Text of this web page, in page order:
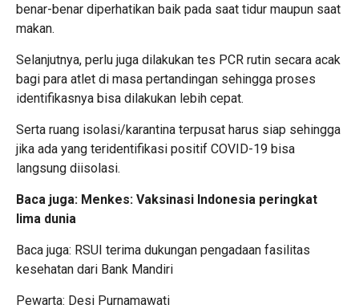
benar-benar diperhatikan baik pada saat tidur maupun saat
makan.
Selanjutnya, perlu juga dilakukan tes PCR rutin secara acak
bagi para atlet di masa pertandingan sehingga proses
identifikasnya bisa dilakukan lebih cepat.
Serta ruang isolasi/karantina terpusat harus siap sehingga
jika ada yang teridentifikasi positif COVID-19 bisa
langsung diisolasi.
Baca juga: Menkes: Vaksinasi Indonesia peringkat
lima dunia
Baca juga: RSUI terima dukungan pengadaan fasilitas
kesehatan dari Bank Mandiri
Pewarta: Desi Purnamawati